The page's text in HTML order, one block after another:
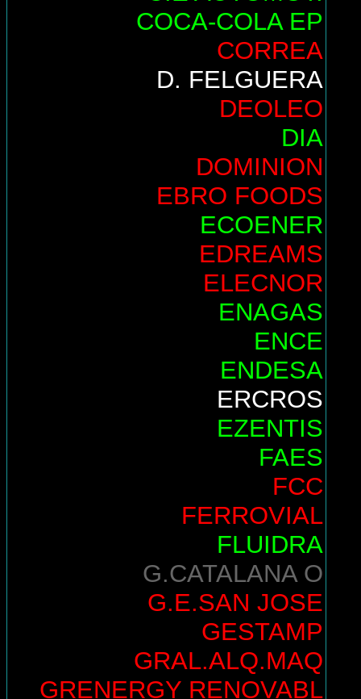
COCA-COLA EP
CORREA
D. FELGUERA
DEOLEO
DIA
DOMINION
EBRO FOODS
ECOENER
EDREAMS
ELECNOR
ENAGAS
ENCE
ENDESA
ERCROS
EZENTIS
FAES
FCC
FERROVIAL
FLUIDRA
G.CATALANA O
G.E.SAN JOSE
GESTAMP
GRAL.ALQ.MAQ
GRENERGY RENOVABL